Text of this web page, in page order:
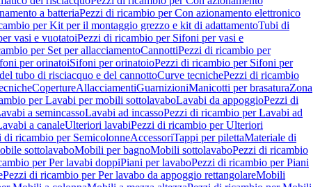
a batteriaPezzi di ricambio per Con azionamento elettronico
per Kit per il montaggio grezzo e kit di adattamentoTubi di
vasi e vuotatoiPezzi di ricambio per Sifoni per vasi e
per Set per allacciamentoCannottiPezzi di ricambio per
per orinatoiSifoni per orinatoioPezzi di ricambio per Sifoni per
tubo di risciacquo e del cannottoCurve tecnichePezzi di ricambio
CopertureAllacciamentiGuarnizioniManicotti per brasaturaZona
per Lavabi per mobili sottolavaboLavabi da appoggioPezzi di
a semincassoLavabi ad incassoPezzi di ricambio per Lavabi ad
a canaleUlteriori lavabiPezzi di ricambio per Ulteriori
di ricambio per SemicolonneAccessoriTappi per pilettaMateriale di
sottolavaboMobili per bagnoMobili sottolavaboPezzi di ricambio
per Per lavabi doppiPiani per lavaboPezzi di ricambio per Piani
Pezzi di ricambio per Per lavabo da appoggio rettangolareMobili